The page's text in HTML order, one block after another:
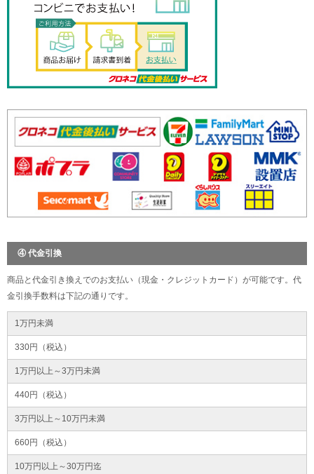
④ 代金引換
商品と代金引き換えでのお支払い（現金・クレジットカード）が可能です。代
金引換手数料は下記の通りです。
1万円未満
330円（税込）
1万円以上～3万円未満
440円（税込）
3万円以上～10万円未満
660円（税込）
10万円以上～30万円迄